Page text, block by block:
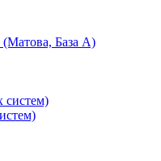
(Матова, База А)